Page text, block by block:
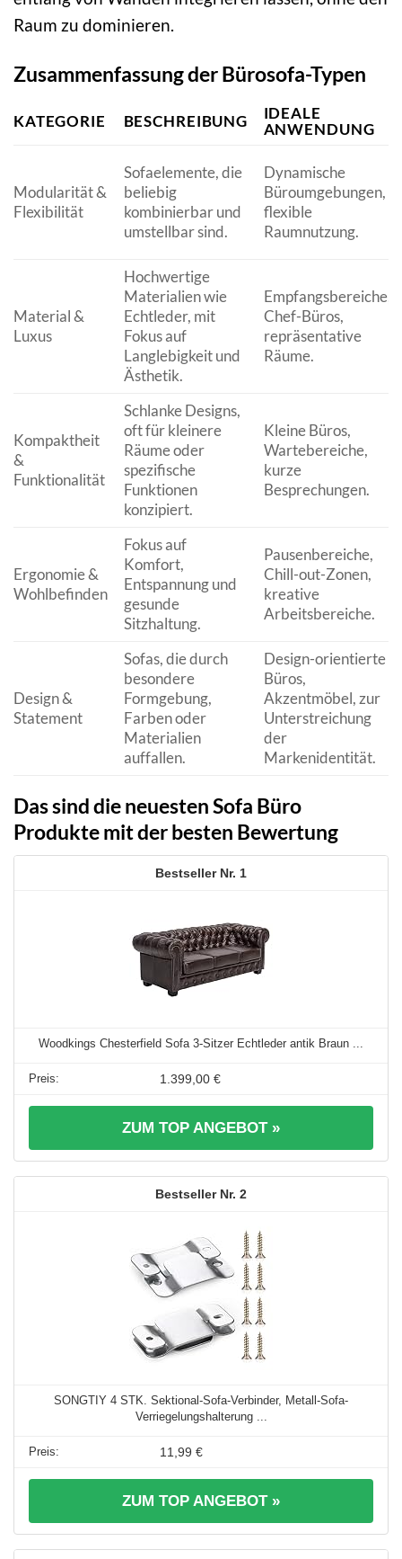
Raum zu dominieren.
Zusammenfassung der Bürosofa-Typen
KATEGORIE BESCHREIBUNG
IDEALE
ANWENDUNG
Modularität &
Flexibilität
Sofaelemente, die
beliebig
kombinierbar und
umstellbar sind.
Dynamische
Büroumgebungen,
flexible
Raumnutzung.
Material &
Luxus
Hochwertige
Materialien wie
Echtleder, mit
Fokus auf
Langlebigkeit und
Ästhetik.
Empfangsbereiche,
Chef-Büros,
repräsentative
Räume.
Kompaktheit
&
Funktionalität
Schlanke Designs,
oft für kleinere
Räume oder
spezifische
Funktionen
konzipiert.
Kleine Büros,
Wartebereiche,
kurze
Besprechungen.
Ergonomie &
Wohlbefinden
Fokus auf
Komfort,
Entspannung und
gesunde
Sitzhaltung.
Pausenbereiche,
Chill-out-Zonen,
kreative
Arbeitsbereiche.
Design &
Statement
Sofas, die durch
besondere
Formgebung,
Farben oder
Materialien
auffallen.
Design-orientierte
Büros,
Akzentmöbel, zur
Unterstreichung
der
Markenidentität.
Das sind die neuesten Sofa Büro
Produkte mit der besten Bewertung
1
Woodkings Chesterfield Sofa 3-Sitzer Echtleder antik Braun ...
1.399,00 €
ZUM TOP ANGEBOT »
2
SONGTIY 4 STK. Sektional-Sofa-Verbinder, Metall-Sofa-
Verriegelungshalterung ...
11,99 €
ZUM TOP ANGEBOT »